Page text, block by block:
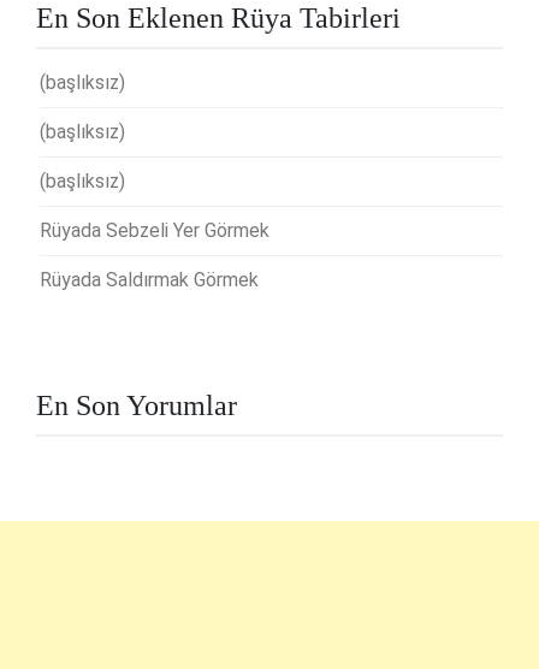
En Son Eklenen Rüya Tabirleri
(başlıksız)
(başlıksız)
(başlıksız)
Rüyada Sebzeli Yer Görmek
Rüyada Saldırmak Görmek
En Son Yorumlar